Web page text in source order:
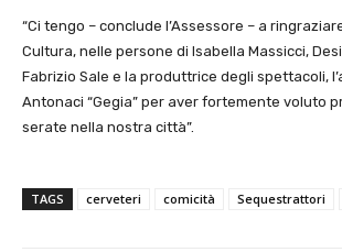
“Ci tengo – conclude l’Assessore – a
Cultura, nelle persone di Isabella Massicci,
Fabrizio Sale e la produttrice degli spettacoli,
Antonaci “Gegia” per aver fortemente voluto
serate nella nostra città”.
TAGS cerveteri comicità Sequestrattori